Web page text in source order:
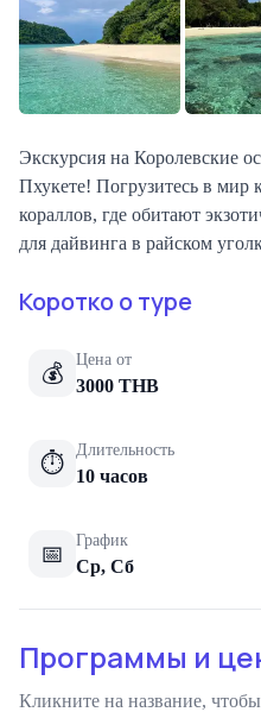
Экскурсия на Королевские
Пхукете! Погрузитесь в мир
кораллов, где обитают
для дайвинга в райском
Коротко о туре
💰
Цена от
3000 THB
⏱
Длительность
10 часов
📅
График
Ср, Сб
Программы и
Кликните на название,